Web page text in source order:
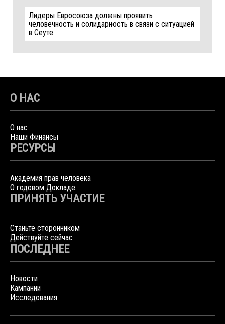
Лидеры Евросоюза должны проявить
человечность и солидарность в связи с ситуацией
в Сеуте
О НАС
О нас
Наши Финансы
РЕСУРСЫ
Академия прав человека
О годовом Докладе
ПРИНЯТЬ УЧАСТИЕ
Станьте сторонником
Действуйте сейчас
ПОСЛЕДНЕЕ
Новости
Кампании
Исследования